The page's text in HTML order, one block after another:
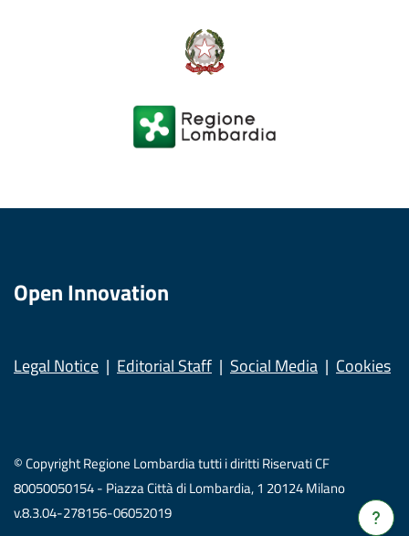
Verrà
Open Innovation
Legal Notice Editorial Staff Social Media Cookies
© Copyright Regione Lombardia tutti i diritti Riservati CF
80050050154 - Piazza Città di Lombardia, 1 20124 Milano
v.8.3.04-278156-06052019